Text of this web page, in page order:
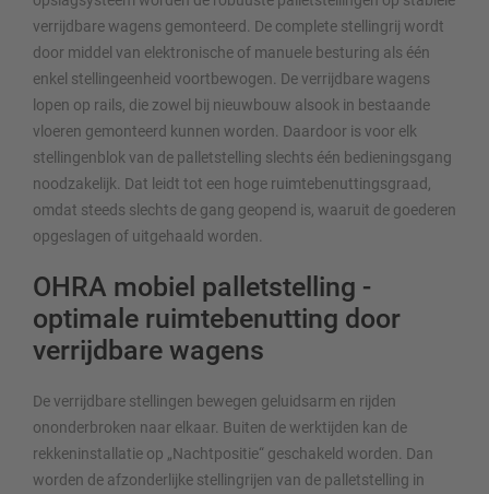
verrijdbare wagens gemonteerd. De complete stellingrij wordt
door middel van elektronische of manuele besturing als één
enkel stellingeenheid voortbewogen. De verrijdbare wagens
lopen op rails, die zowel bij nieuwbouw alsook in bestaande
vloeren gemonteerd kunnen worden. Daardoor is voor elk
stellingenblok van de palletstelling slechts één bedieningsgang
noodzakelijk. Dat leidt tot een hoge ruimtebenuttingsgraad,
omdat steeds slechts de gang geopend is, waaruit de goederen
opgeslagen of uitgehaald worden.
OHRA mobiel palletstelling -
optimale ruimtebenutting door
verrijdbare wagens
De verrijdbare stellingen bewegen geluidsarm en rijden
ononderbroken naar elkaar. Buiten de werktijden kan de
rekkeninstallatie op „Nachtpositie“ geschakeld worden. Dan
worden de afzonderlijke stellingrijen van de palletstelling in